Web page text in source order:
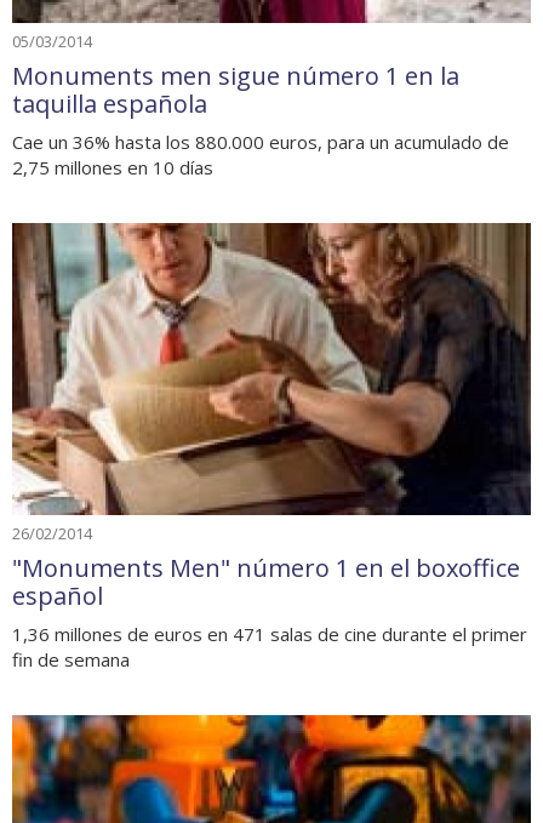
05/03/2014
Monuments men sigue número 1 en la
taquilla española
Cae un 36% hasta los 880.000 euros, para un acumulado de
2,75 millones en 10 días
26/02/2014
"Monuments Men" número 1 en el boxoffice
español
1,36 millones de euros en 471 salas de cine durante el primer
fin de semana